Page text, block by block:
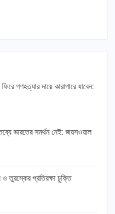
গণহত্যার দায়ে কারাগারে যাবেন:
ভারতের সমর্থন নেই: জয়সওয়াল
ও তুরস্কের প্রতিরক্ষা চুক্তি